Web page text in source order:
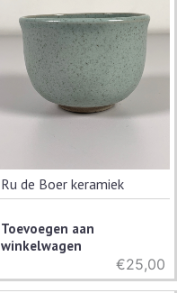
Ru de Boer keramiek
Toevoegen aan
winkelwagen
€25,00